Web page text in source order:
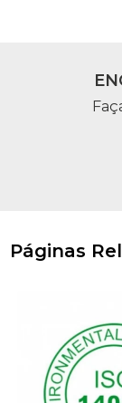
Páginas